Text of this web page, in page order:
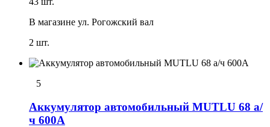
В магазине ул. Рогожский вал
2 шт.
5
Аккумулятор автомобильный MUTLU 68 а/
ч 600А